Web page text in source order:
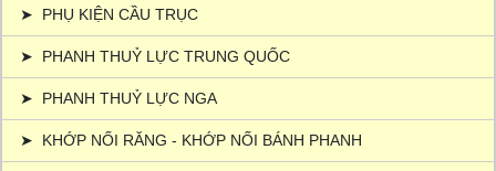
➤ PHỤ KIỆN CẦU TRỤC
➤ PHANH THUỶ LỰC TRUNG QUỐC
➤ PHANH THUỶ LỰC NGA
➤ KHỚP NỐI RĂNG - KHỚP NỐI BÁNH PHANH